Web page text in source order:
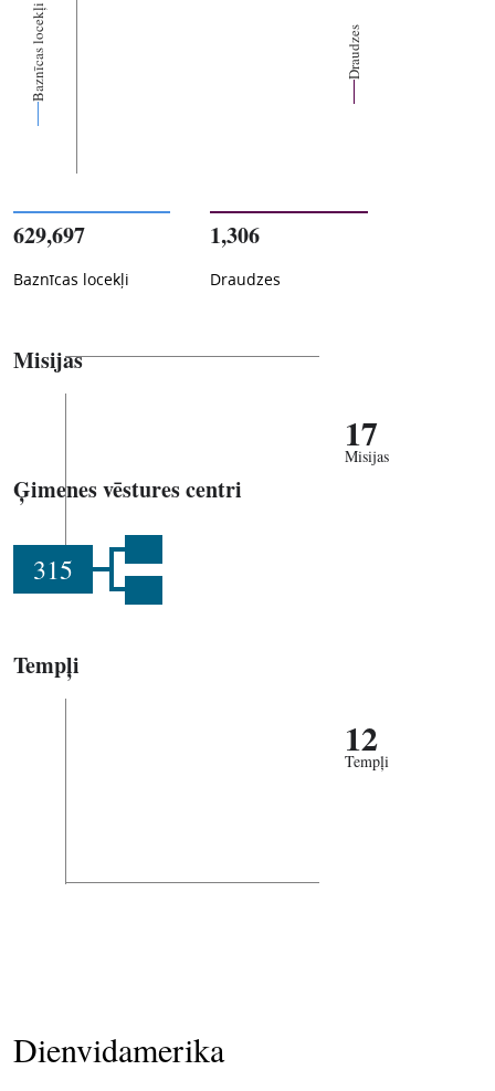
Baznīcas locekļi Draudzes
629,697
Baznīcas locekļi
1,306
Draudzes
Misijas
17
Misijas
Ģimenes vēstures centri
315
Tempļi
12
Tempļi
Dienvidamerika